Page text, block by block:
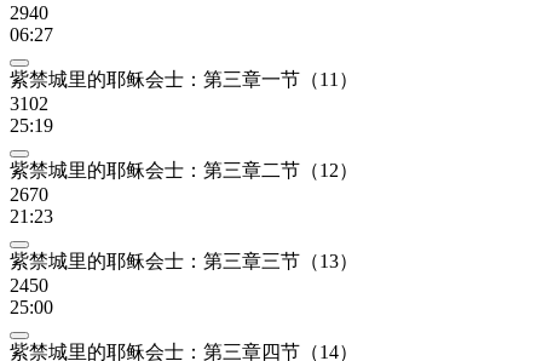
2940
06:27
紫禁城里的耶稣会士：第三章一节（11）
3102
25:19
紫禁城里的耶稣会士：第三章二节（12）
2670
21:23
紫禁城里的耶稣会士：第三章三节（13）
2450
25:00
紫禁城里的耶稣会士：第三章四节（14）